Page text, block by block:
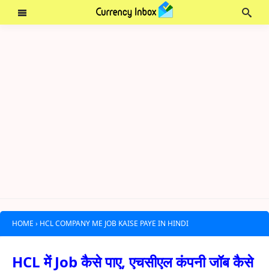
HOME › HCL COMPANY ME JOB KAISE PAYE IN HINDI
HCL में Job कैसे पाए, एचसीएल कंपनी जॉब कैसे